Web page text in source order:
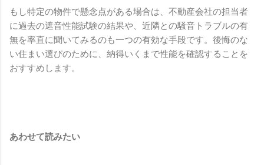
もし特定の物件で懸念点がある場合は、不動産会社の担当者
に過去の遮音性能試験の結果や、近隣との騒音トラブルの有
無を率直に聞いてみるのも一つの有効な手段です。後悔のな
い住まい選びのために、納得いくまで性能を確認することを
おすすめします。
あわせて読みたい